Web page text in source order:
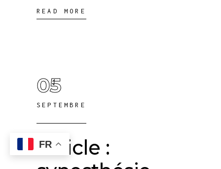
READ MORE
05
SEPTEMBRE
Article :
FR